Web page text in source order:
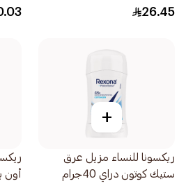
26.45
+
ريكسونا للنساء مزيل عرق
ستيك كوتون دراي 40جرام
أون